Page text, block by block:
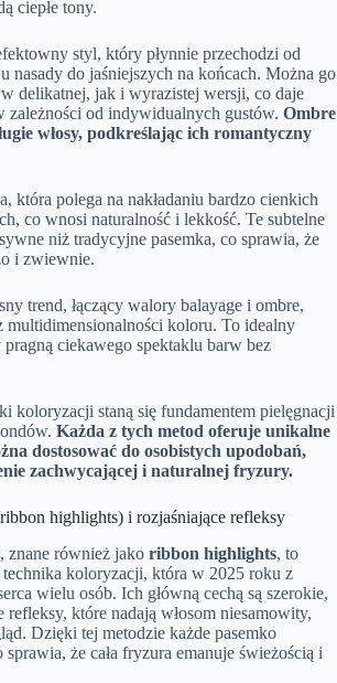
ciepłe tony.
styl, który płynnie przechodzi od
nasady do jaśniejszych na końcach. Można go
delikatnej, jak i wyrazistej wersji, co daje
zależności od indywidualnych gustów. Ombre
włosy, podkreślając ich romantyczny
która polega na nakładaniu bardzo cienkich
co wnosi naturalność i lekkość. Te subtelne
niż tradycyjne pasemka, co sprawia, że
i zwiewnie.
trend, łączący walory balayage i ombre,
multidimensionalności koloru. To idealny
ciekawego spektaklu barw bez
koloryzacji staną się fundamentem pielęgnacji
Każda z tych metod oferuje unikalne
dostosować do osobistych upodobań,
zachwycającej i naturalnej fryzury.
highlights) i rozjaśniające refleksy
, znane również jako ribbon highlights, to
technika koloryzacji, która w 2025 roku z
wielu osób. Ich główną cechą są szerokie,
które nadają włosom niesamowity,
Dzięki tej metodzie każde pasemko
że cała fryzura emanuje świeżością i